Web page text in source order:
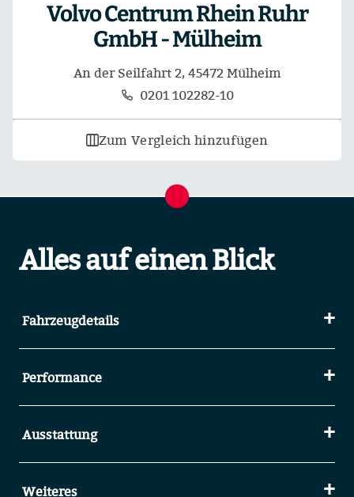
Volvo Centrum Rhein Ruhr
GmbH - Mülheim
An der Seilfahrt 2, 45472 Mülheim
0201 102282-10
Zum Vergleich hinzufügen
Alles auf einen Blick
Fahrzeugdetails
Performance
Ausstattung
Weiteres